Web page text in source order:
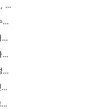
기아 'PV5'가 만든 23년 만의 가족여행, 1000만뷰 달성
로또 1236회 당첨번호 조회···'자동도 수동도 5명씩 같네'
[비즈토크<하>] 그린벨트·군부지까지 꺼냈다…李정부 '공급 속도전' 통할까
'AI 투자비서'가 미래 먹거리…토스·카카오페이증권, 투자 대중화 속도
"네 부모가 '쨩깨'냐"…일상 속 혐오에 멍든 이주배경 청년
경찰 수사가 명운 좌우… '유전무죄 무전유죄' 변호사비 부담 우려
[비즈토크<상>] 삼성은 쌓고 SK는 잇고…'포스트 HBM' 주도권 누가 잡을까